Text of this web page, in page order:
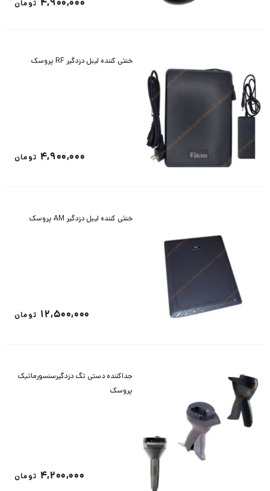
4,900,000 تومان
خنثی کننده لیبل دزدگیر RF پروسک
4,900,000 تومان
خنثی کننده لیبل دزدگیر AM پروسک
12,500,000 تومان
جداکننده دستی تگ دزدگیرسنسورماتیک
پروسک
4,200,000 تومان